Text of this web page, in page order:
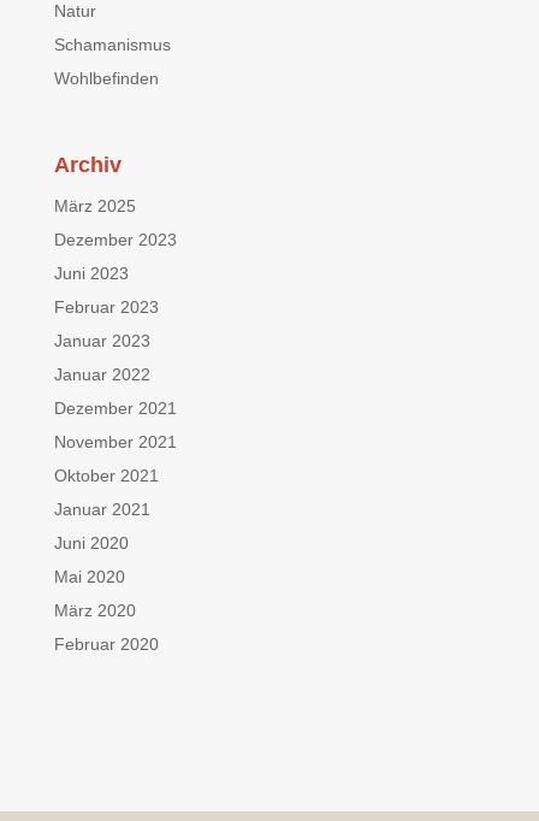
Natur
Schamanismus
Wohlbefinden
Archiv
März 2025
Dezember 2023
Juni 2023
Februar 2023
Januar 2023
Januar 2022
Dezember 2021
November 2021
Oktober 2021
Januar 2021
Juni 2020
Mai 2020
März 2020
Februar 2020